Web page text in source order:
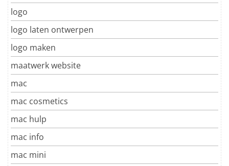
logo
logo laten ontwerpen
logo maken
maatwerk website
mac
mac cosmetics
mac hulp
mac info
mac mini